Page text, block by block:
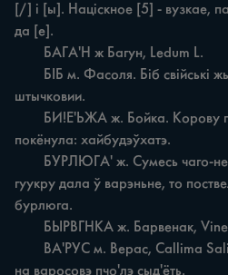
[/] i [ы]. Націскное [5] - вузкае,
да [e].
штычковии.
покёнула: хайбудэўхатэ.
гуукру дала ў варэньне, то
бурлюга.
на варосовэ пчо'лэ сыд'ёть.